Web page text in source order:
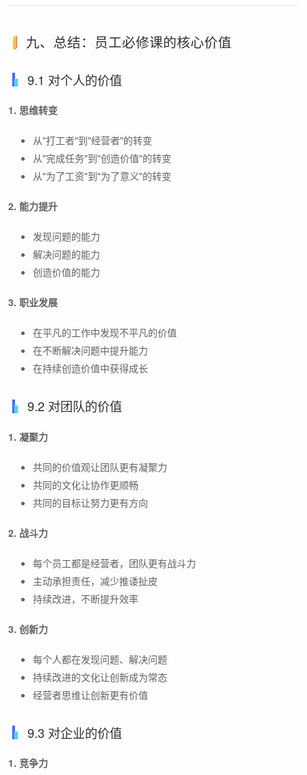
九、总结：员工必修课的核心价值
9.1 对个人的价值
1. 思维转变
从"打工者"到"经营者"的转变
从"完成任务"到"创造价值"的转变
从"为了工资"到"为了意义"的转变
2. 能力提升
发现问题的能力
解决问题的能力
创造价值的能力
3. 职业发展
在平凡的工作中发现不平凡的价值
在不断解决问题中提升能力
在持续创造价值中获得成长
9.2 对团队的价值
1. 凝聚力
共同的价值观让团队更有凝聚力
共同的文化让协作更顺畅
共同的目标让努力更有方向
2. 战斗力
每个员工都是经营者，团队更有战斗力
主动承担责任，减少推诿扯皮
持续改进，不断提升效率
3. 创新力
每个人都在发现问题、解决问题
持续改进的文化让创新成为常态
经营者思维让创新更有价值
9.3 对企业的价值
1. 竞争力